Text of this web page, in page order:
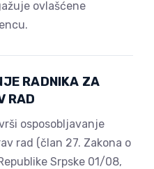
ovlašćene
RADNIKA ZA
RAD
osposobljavanje
rad (član 27. Zakona o
Srpske 01/08,